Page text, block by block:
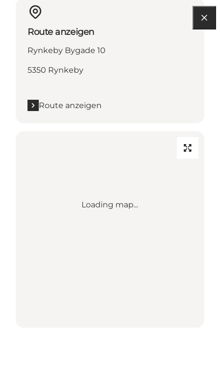
Route anzeigen
Rynkeby Bygade 10
5350 Rynkeby
Route anzeigen
Loading map...